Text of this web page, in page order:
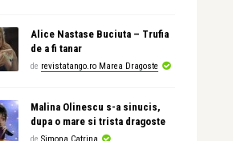
Alice Nastase Buciuta – Trufia
de a fi tanar
de revistatango.ro Marea Dragoste
Malina Olinescu s-a sinucis,
dupa o mare si trista dragoste
de Simona Catrina